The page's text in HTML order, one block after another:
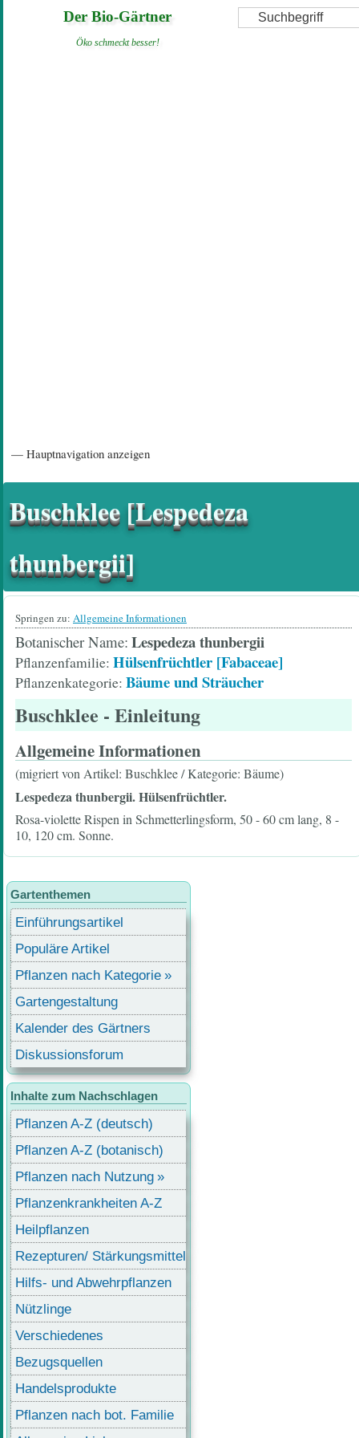
Suche
Der Bio-Gärtner
Öko schmeckt besser!
— Hauptnavigation anzeigen
Buschklee [Lespedeza
thunbergii]
Springen zu: Allgemeine Informationen
Botanischer Name Lespedeza thunbergii
Pflanzenfamilie Hülsenfrüchtler [Fabaceae]
Pflanzenkategorie Bäume und Sträucher
Buschklee - Einleitung
Allgemeine Informationen
(migriert von Artikel: Buschklee / Kategorie: Bäume)
Lespedeza thunbergii. Hülsenfrüchtler.
Rosa-violette Rispen in Schmetterlingsform, 50 - 60 cm lang, 8 -
10, 120 cm. Sonne.
Gartenthemen
Einführungsartikel
Populäre Artikel
Pflanzen nach Kategorie
Gartengestaltung
Kalender des Gärtners
Diskussionsforum
Inhalte zum Nachschlagen
Pflanzen A-Z (deutsch)
Pflanzen A-Z (botanisch)
Pflanzen nach Nutzung
Pflanzenkrankheiten A-Z
Heilpflanzen
Rezepturen/ Stärkungsmittel
Hilfs- und Abwehrpflanzen
Nützlinge
Verschiedenes
Bezugsquellen
Handelsprodukte
Pflanzen nach bot. Familie